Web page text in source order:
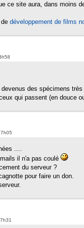
ce site aura, dans moins
développement de films
des spécimens
qui passent (en douce
....
il n'a pas coulé
du serveur ?
pour faire un don.